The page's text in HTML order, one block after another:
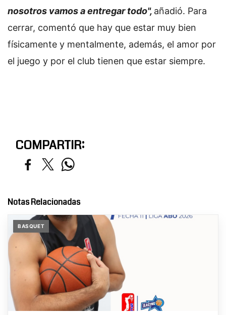
nosotros vamos a entregar todo", añadió. Para
cerrar, comentó que hay que estar muy bien
físicamente y mentalmente, además, el amor por
el juego y por el club tienen que estar siempre.
COMPARTIR:
Notas Relacionadas
BASQUET